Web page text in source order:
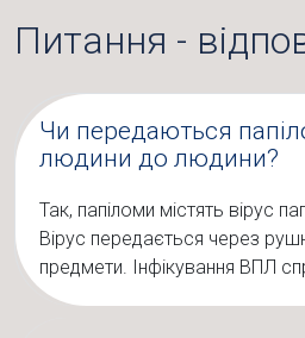
Питання -
Чи передаються
людини до людини?
Так, папіломи містять вірус
Вірус передається через
предмети. Інфікування ВПЛ